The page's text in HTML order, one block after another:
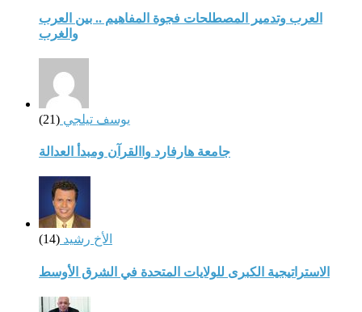
العرب وتدمير المصطلحات فجوة المفاهيم .. بين العرب
والغرب
يوسف تيلجي (21)
جامعة هارفارد واالقرآن ومبدأ العدالة
الأخ رشيد (14)
الاستراتيجية الكبرى للولايات المتحدة في الشرق الأوسط